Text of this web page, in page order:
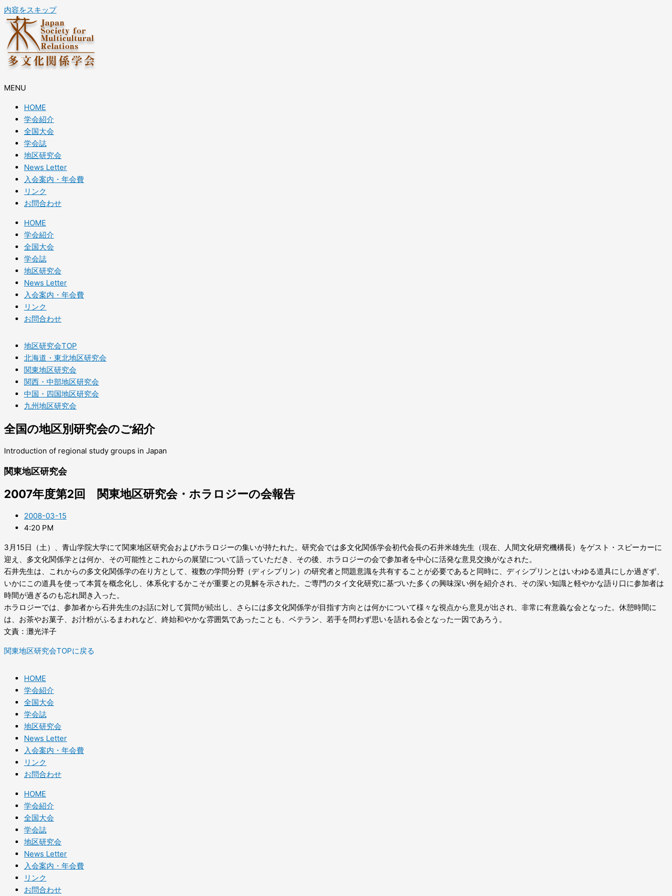
内容をスキップ
MENU
HOME
学会紹介
全国大会
学会誌
地区研究会
News Letter
入会案内・年会費
リンク
お問合わせ
HOME
学会紹介
全国大会
学会誌
地区研究会
News Letter
入会案内・年会費
リンク
お問合わせ
地区研究会TOP
北海道・東北地区研究会
関東地区研究会
関西・中部地区研究会
中国・四国地区研究会
九州地区研究会
全国の地区別研究会のご紹介
Introduction of regional study groups in Japan
関東地区研究会
2007年度第2回 関東地区研究会・ホラロジーの会報告
2008-03-15
4:20 PM
3月15日（土）、青山学院大学にて関東地区研究会およびホラロジーの集いが持たれた。研究会では多文化関係学会初代会長の石井米雄先生（現在、人間文化研究機構長）をゲスト・スピーカーに
迎え、多文化関係学とは何か、その可能性とこれからの展望について語っていただき、その後、ホラロジーの会で参加者を中心に活発な意見交換がなされた。
石井先生は、これからの多文化関係学の在り方として、複数の学問分野（ディシプリン）の研究者と問題意識を共有することが必要であると同時に、ディシプリンとはいわゆる道具にしか過ぎず、
いかにこの道具を使って本質を概念化し、体系化するかこそが重要との見解を示された。ご専門のタイ文化研究に基づいた多くの興味深い例を紹介され、その深い知識と軽やかな語り口に参加者は
時間が過ぎるのも忘れ聞き入った。
ホラロジーでは、参加者から石井先生のお話に対して質問が続出し、さらには多文化関係学が目指す方向とは何かについて様々な視点から意見が出され、非常に有意義な会となった。休憩時間に
は、お茶やお菓子、お汁粉がふるまわれなど、終始和やかな雰囲気であったことも、ベテラン、若手を問わず思いを語れる会となった一因であろう。
文責：灘光洋子
関東地区研究会TOPに戻る
HOME
学会紹介
全国大会
学会誌
地区研究会
News Letter
入会案内・年会費
リンク
お問合わせ
HOME
学会紹介
全国大会
学会誌
地区研究会
News Letter
入会案内・年会費
リンク
お問合わせ